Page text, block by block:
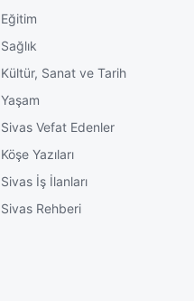
Eğitim
Sağlık
Kültür, Sanat ve Tarih
Yaşam
Sivas Vefat Edenler
Köşe Yazıları
Sivas İş İlanları
Sivas Rehberi